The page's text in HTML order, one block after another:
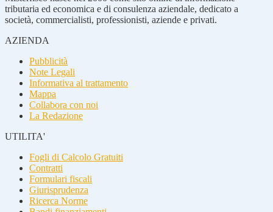
tributaria ed economica e di consulenza aziendale, dedicato a
società, commercialisti, professionisti, aziende e privati.
AZIENDA
Pubblicità
Note Legali
Informativa al trattamento
Mappa
Collabora con noi
La Redazione
UTILITA'
Fogli di Calcolo Gratuiti
Contratti
Formulari fiscali
Giurisprudenza
Ricerca Norme